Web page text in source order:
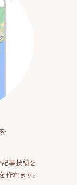
事投稿を
れます。